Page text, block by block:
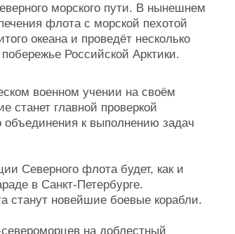
морского пути. В нынешнем
флота с морской пехотой
океана и проведёт несколько
Российской Арктики.
военном учении на своём
станет главной проверкой
объединения к выполнению задач
Северного флота будет, как и
в Санкт-Петербурге.
станут новейшие боевые корабли.
на доблестный